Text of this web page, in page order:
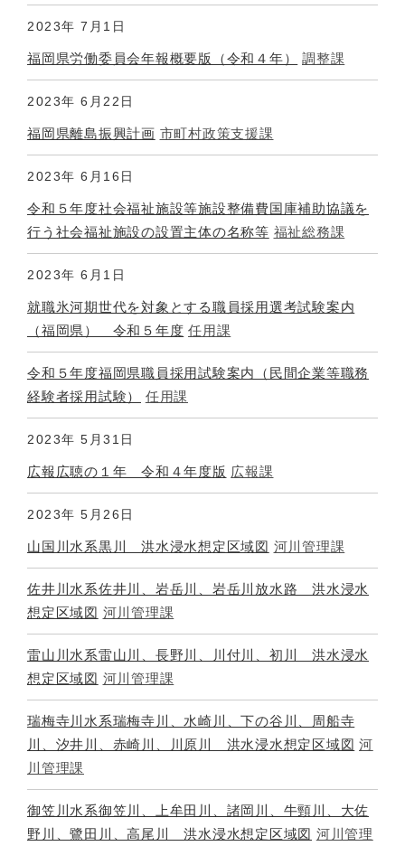
2023年 7月1日
福岡県労働委員会年報概要版（令和４年） 調整課
2023年 6月22日
福岡県離島振興計画 市町村政策支援課
2023年 6月16日
令和５年度社会福祉施設等施設整備費国庫補助協議を
行う社会福祉施設の設置主体の名称等 福祉総務課
2023年 6月1日
就職氷河期世代を対象とする職員採用選考試験案内
（福岡県） 令和５年度 任用課
令和５年度福岡県職員採用試験案内（民間企業等職務
経験者採用試験）
任用課
2023年 5月31日
広報広聴の１年 令和４年度版 広報課
2023年 5月26日
山国川水系黒川 洪水浸水想定区域図 河川管理課
佐井川水系佐井川、岩岳川、岩岳川放水路 洪水浸水
想定区域図 河川管理課
雷山川水系雷山川、長野川、川付川、初川 洪水浸水
想定区域図 河川管理課
瑞梅寺川水系瑞梅寺川、水崎川、下の谷川、周船寺
川、汐井川、赤崎川、川原川 洪水浸水想定区域図 河
川管理課
御笠川水系御笠川、上牟田川、諸岡川、牛頸川、大佐
野川、鷺田川、高尾川 洪水浸水想定区域図 河川管理